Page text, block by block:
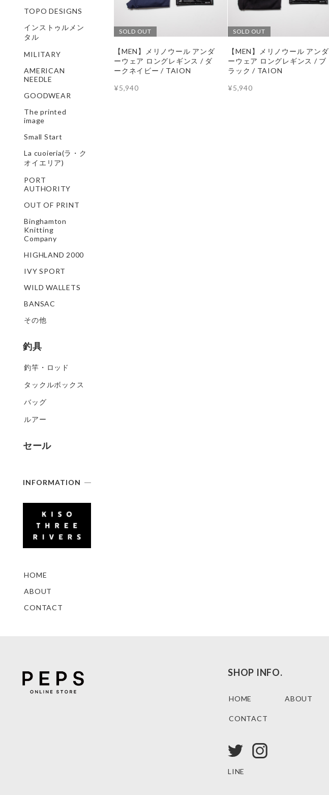
SOLD OUT
【MEN】メリノウール アンダ
ーウェア ロングレギンス / ダ
ークネイビー / TAION
¥5,940
SOLD OUT
【MEN】メリノウール アンダ
ーウェア ロングレギンス / ブ
ラック / TAION
¥5,940
TOPO DESIGNS
インストゥルメン
タル
MILITARY
AMERICAN
NEEDLE
GOODWEAR
The printed
image
Small Start
La cuoieria(ラ・ク
オイエリア)
PORT
AUTHORITY
OUT OF PRINT
Binghamton
Knitting
Company
HIGHLAND 2000
IVY SPORT
WILD WALLETS
BANSAC
その他
釣具
釣竿・ロッド
タックルボックス
バッグ
ルアー
セール
INFORMATION
HOME
ABOUT
CONTACT
SHOP INFO.
HOME ABOUT
CONTACT
LINE